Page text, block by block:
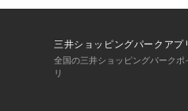
三井ショッピングパークアプ
全国の三井ショッピングパーク
リ